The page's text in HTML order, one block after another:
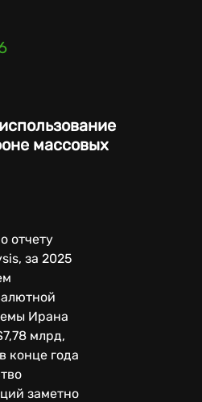
массовых
отчету
за 2025
Ирана
млрд,
конце года
заметно